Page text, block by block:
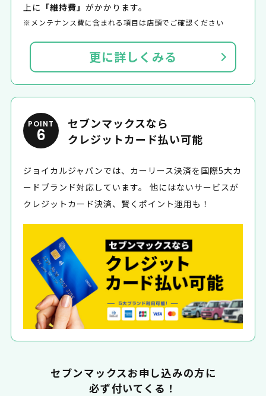
上に 「維持費」 がかかります。
※メンテナンス費に含まれる項目は店頭でご確認ください
更に詳しくみる
POINT
6
セブンマックスなら
クレジットカード払い可能
ジョイカルジャパンでは、カーリース決済を国際5大カ
ードブランド対応しています。 他にはないサービスが
クレジットカード決済、賢くポイント運用も！
セブンマックスお申し込みの方に
必ず付いてくる！